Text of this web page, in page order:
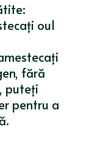
oul
fără
puteți
pentru a